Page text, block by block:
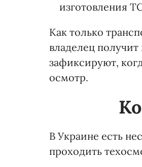
изготовления
Как только
владелец
зафиксируют,
осмотр.
В Украине есть
проходить